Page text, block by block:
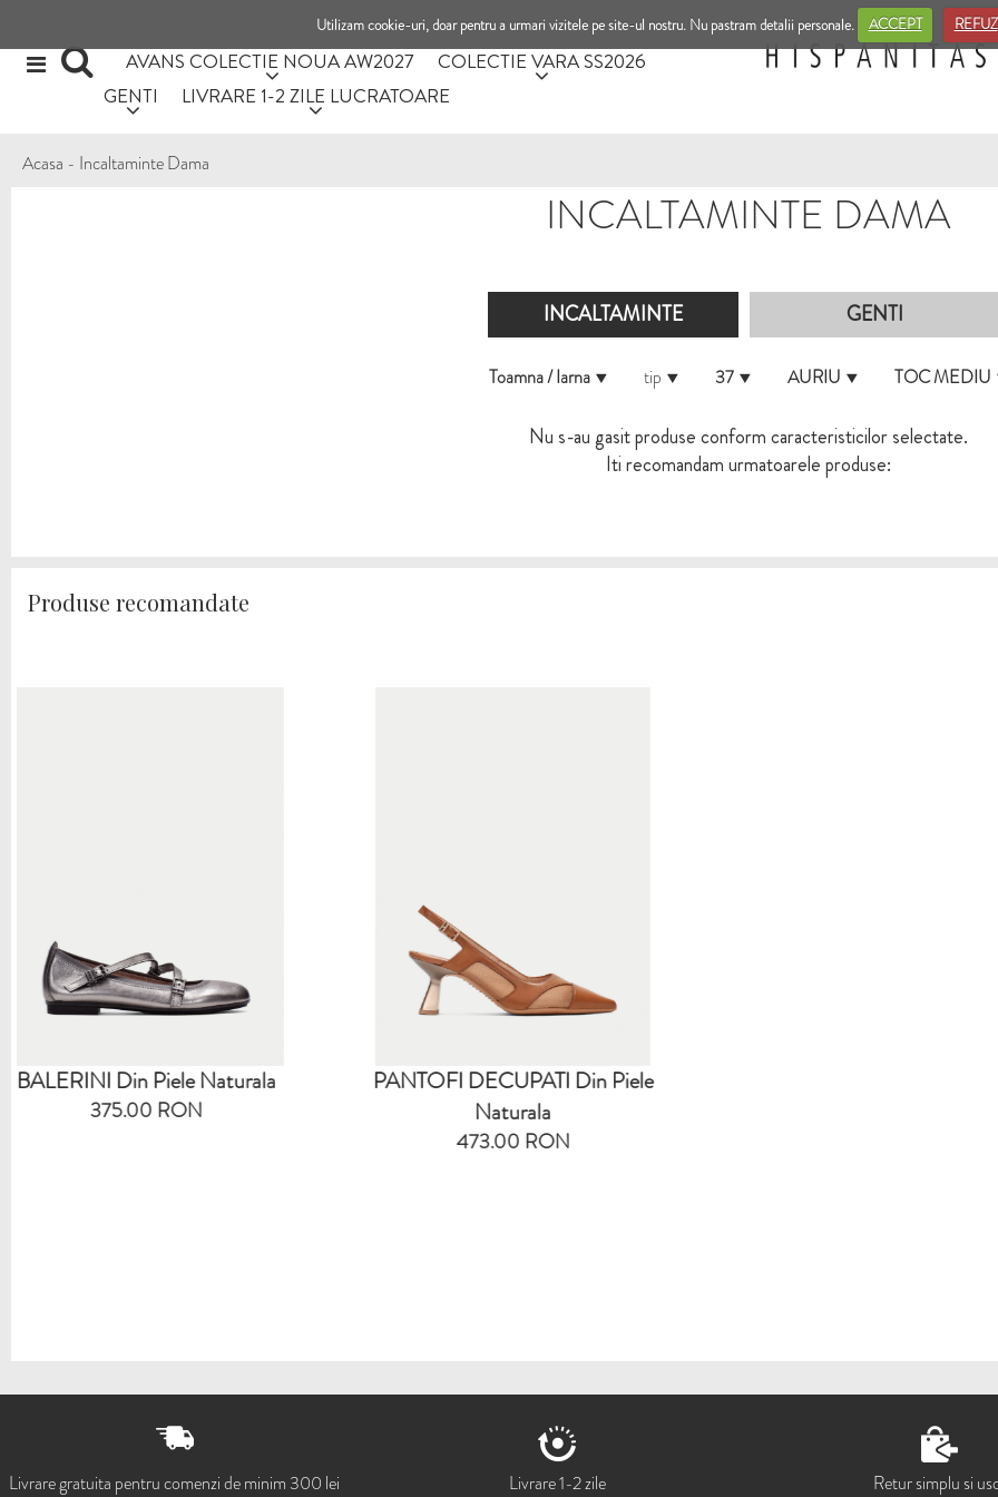
Utilizam cookie-uri, doar pentru a urmari vizitele pe site-ul nostru. Nu pastram detalii personale. ACCEPT REFUZ
AVANS COLECTIE NOUA AW2027
COLECTIE VARA SS2026
GENTI
LIVRARE 1-2 ZILE LUCRATOARE
Acasa - Incaltaminte Dama
INCALTAMINTE DAMA
INCALTAMINTE GENTI
Toamna / Iarna tip 37 AURIU TOC MEDIU
Nu s-au gasit produse conform caracteristicilor selectate.
Iti recomandam urmatoarele produse:
Produse recomandate
PANTOFI DECUPATI Din Piele
Livrare gratuita pentru comenzi de minim 300 lei Livrare 1-2 zile Retur simplu si